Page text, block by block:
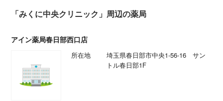
「みくに中央クリニック」周辺の薬局
アイン薬局春日部西口店
所在地
埼玉県春日部市中央1-56-16 サン
トル春日部1F